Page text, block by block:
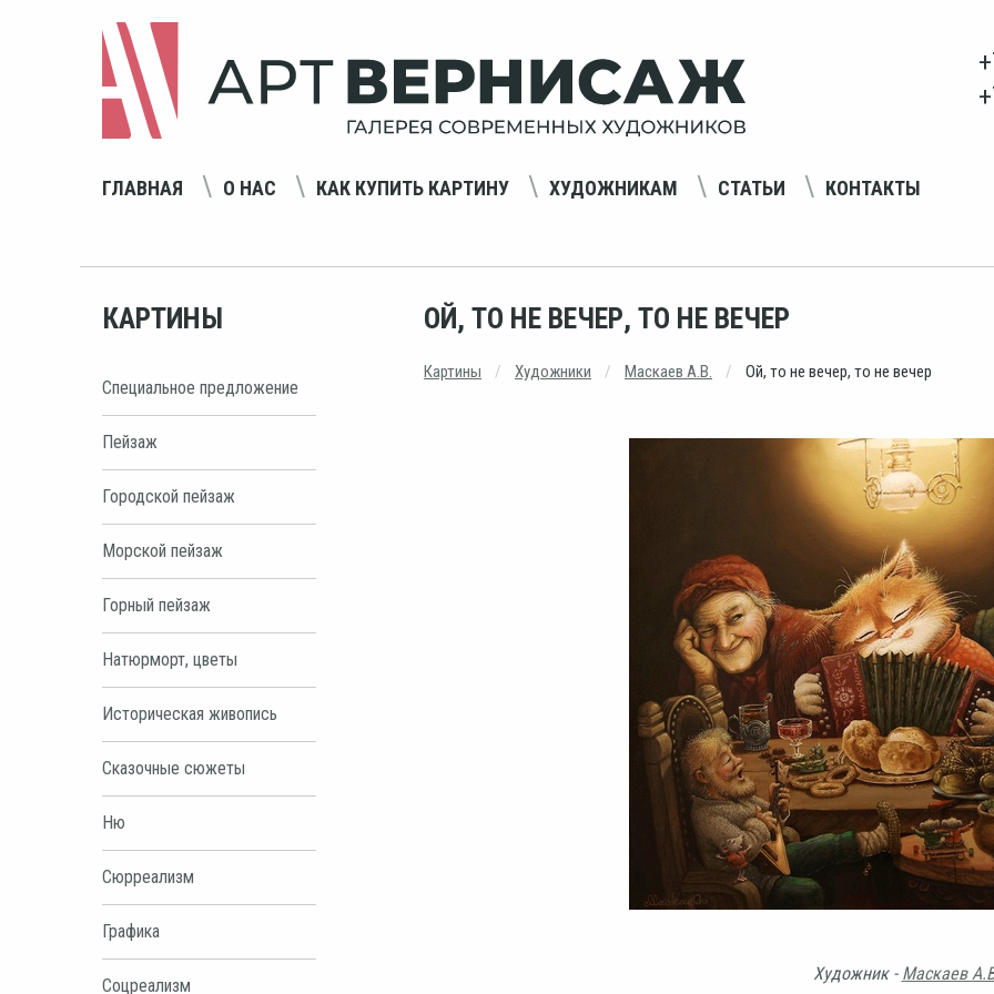
ГЛАВНАЯ О НАС КАК КУПИТЬ КАРТИНУ ХУДОЖНИКАМ СТАТЬИ КОНТАКТЫ
КАРТИНЫ
Специальное предложение
Пейзаж
Городской пейзаж
Морской пейзаж
Горный пейзаж
Натюрморт, цветы
Историческая живопись
Сказочные сюжеты
Ню
Сюрреализм
Графика
Соцреализм
ОЙ, ТО НЕ ВЕЧЕР, ТО НЕ ВЕЧЕР
Картины Художники Маскаев А.В. Ой, то не вечер, то не вечер
Художник - Маскаев